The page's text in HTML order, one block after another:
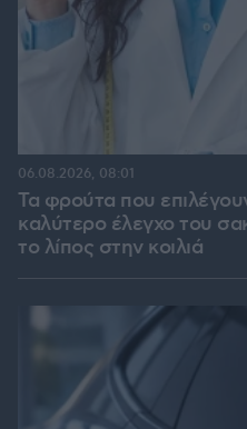
Τα φρούτα που
καλύτερο έλεγχο του
το λίπος στην κοιλιά
06.08.2026, 08:01